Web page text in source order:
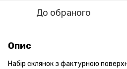
До обраного
Опис
Набір склянок з фактурною